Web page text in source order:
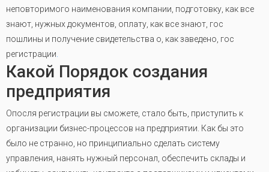
неповторимого наименования компании, подготовку, как все
знают, нужных документов, оплату, как все знают, гос
пошлины и получение свидетельства о, как заведено, гос
регистрации
Какой Порядок создания
предприятия
Опосля регистрации вы сможете, стало быть, приступить к
организации бизнес-процессов на предприятии. Как бы это
было не странно, но принципиально сделать систему
управления, нанять нужный персонал, обеспечить склады и